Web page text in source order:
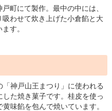
町にて製作。最中の中には、
吸わせて炊き上げた小倉餡と大
す。
「神戸山王まつり」に使われる
した焼き菓子です。桂皮を使っ
味餡を包んで焼いています。